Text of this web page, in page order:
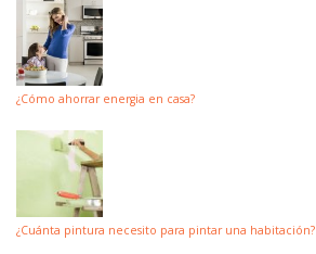
¿Cómo ahorrar energia en casa?
¿Cuánta pintura necesito para pintar una habitación?